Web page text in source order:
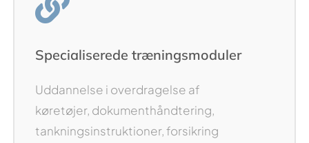
Specialiserede træningsmoduler
Uddannelse i overdragelse af
køretøjer, dokumenthåndtering,
tankningsinstruktioner, forsikring